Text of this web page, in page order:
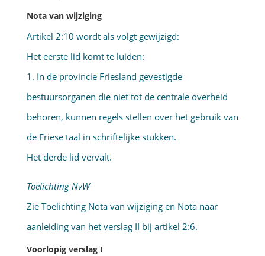
Nota van wijziging
Artikel 2:10 wordt als volgt gewijzigd:
Het eerste lid komt te luiden:
1. In de provincie Friesland gevestigde
bestuursorganen die niet tot de centrale overheid
behoren, kunnen regels stellen over het gebruik van
de Friese taal in schriftelijke stukken.
Het derde lid vervalt.
Toelichting NvW
Zie Toelichting Nota van wijziging en Nota naar
aanleiding van het verslag II bij artikel 2:6.
Voorlopig verslag I